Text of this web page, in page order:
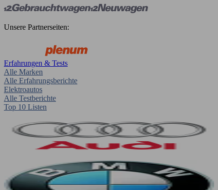
Unsere Partnerseiten:
Erfahrungen & Tests
Alle Marken
Alle Erfahrungsberichte
Elektroautos
Alle Testberichte
Top 10 Listen